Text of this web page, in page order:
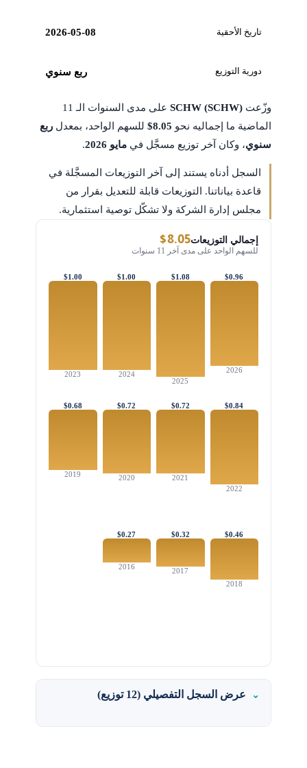
تاريخ الأحقية 2026-05-08
دورية التوزيع ربع سنوي
وزّعت SCHW (SCHW)
على مدى السنوات الـ 11
الماضية ما إجماليه نحو $8.05للسهم الواحد، بمعدل ربع
سنوي، وكان آخر توزيع مسجَّل في مايو 2026 .
السجل أدناه يستند إلى آخر التوزيعات المسجَّلة في
قاعدة بياناتنا. التوزيعات قابلة للتعديل بقرار من
مجلس إدارة الشركة ولا تشكّل توصية استثمارية.
إجمالي التوزيعات$8.05
للسهم الواحد على مدى آخر 11 سنوات
$0.96
2026
$1.08
2025
$1.00
2024
$1.00
2023
$0.84
2022
$0.72
2021
$0.72
2020
$0.68
2019
$0.46
2018
$0.32
2017
$0.27
2016
عرض السجل التفصيلي (12 توزيع)